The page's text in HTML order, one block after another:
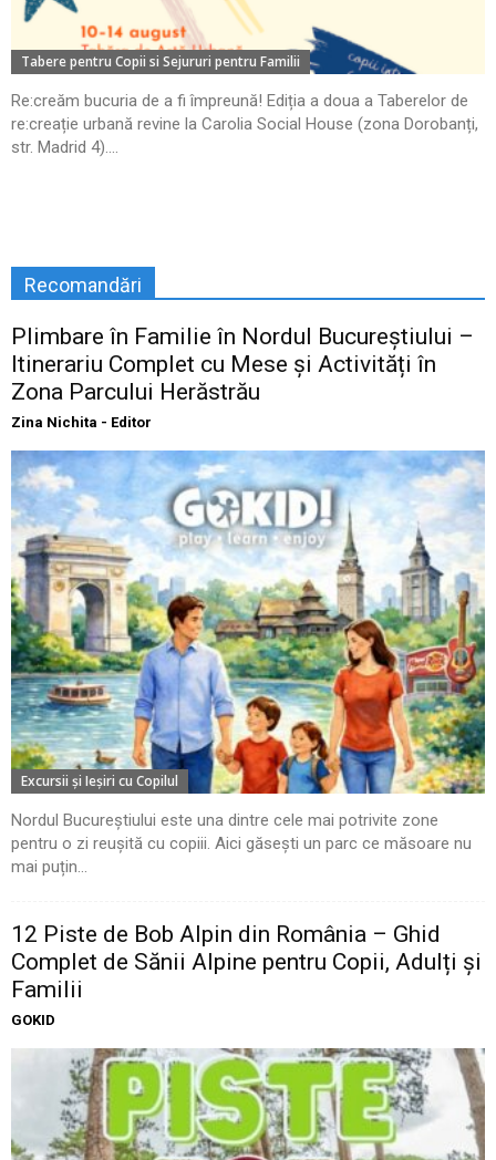
Tabere pentru Copii si Sejururi pentru Familii
Re:creăm bucuria de a fi împreună! Ediția a doua a Taberelor de
re:creație urbană revine la Carolia Social House (zona Dorobanți,
str. Madrid 4)....
Recomandări
Plimbare în Familie în Nordul Bucureștiului –
Itinerariu Complet cu Mese și Activități în
Zona Parcului Herăstrău
Zina Nichita - Editor
Excursii şi Ieşiri cu Copilul
Nordul Bucureștiului este una dintre cele mai potrivite zone
pentru o zi reușită cu copiii. Aici găsești un parc ce măsoare nu
mai puțin...
12 Piste de Bob Alpin din România – Ghid
Complet de Sănii Alpine pentru Copii, Adulți și
Familii
GOKID